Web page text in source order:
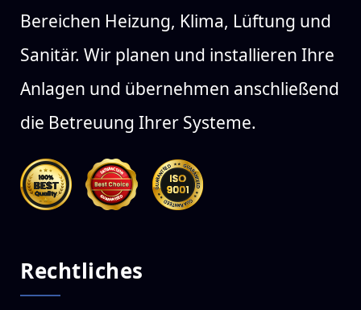
Bereichen Heizung, Klima, Lüftung und
Sanitär. Wir planen und installieren Ihre
Anlagen und übernehmen anschließend
die Betreuung Ihrer Systeme.
Rechtliches